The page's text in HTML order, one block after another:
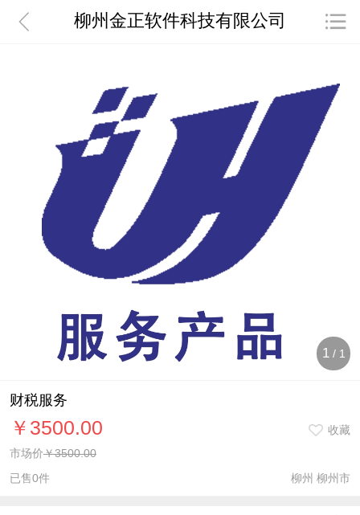
柳州金正软件科技有限公司
1 / 1
财税服务
￥3500.00
收藏
市场价￥3500.00
已售0件
柳州 柳州市